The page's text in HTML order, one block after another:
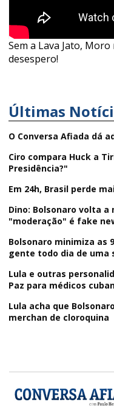
Sem a Lava Jato,
desespero!
Últimas
O Conversa Afiada dá
Ciro compara Huck a
Presidência?"
Em 24h, Brasil perde
Dino: Bolsonaro volta
"moderação" é fake
Bolsonaro minimiza as
gente todo dia de uma
Lula e outras
Paz para médicos
Lula acha que
merchan de cloroquina